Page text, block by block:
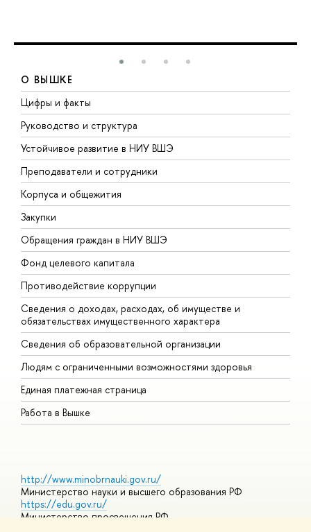
О ВЫШКЕ
Цифры и факты
Руководство и структура
Устойчивое развитие в НИУ ВШЭ
Преподаватели и сотрудники
Корпуса и общежития
Закупки
Обращения граждан в НИУ ВШЭ
Фонд целевого капитала
Противодействие коррупции
Сведения о доходах, расходах, об имуществе и
обязательствах имущественного характера
Сведения об образовательной организации
Людям с ограниченными возможностями здоровья
Единая платежная страница
Работа в Вышке
http://www.minobrnauki.gov.ru/
Министерство науки и высшего образования РФ
https://edu.gov.ru/
Министерство просвещения РФ